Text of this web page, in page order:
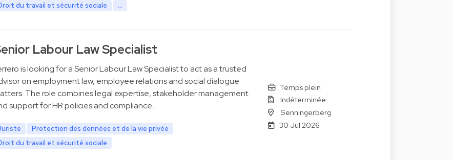
du travail et sécurité sociale
...
Labour Law Specialist
is looking for a Senior Labour Law Specialist to act as a trusted
on employment law, employee relations and social dialogue
The role combines legal expertise, stakeholder management
support for HR policies and compliance…
Protection des données et de la vie privée
du travail et sécurité sociale
Temps plein
Indéterminée
Senningerberg
30 Jul 2026